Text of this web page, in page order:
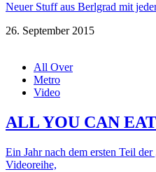
Neuer Stuff aus Berlgrad mit
26. September 2015
All Over
Metro
Video
ALL YOU CAN
Ein Jahr nach dem ersten Teil
Videoreihe,